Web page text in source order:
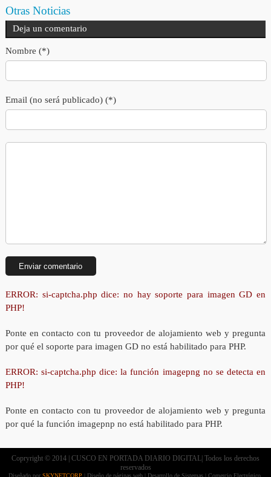
Otras Noticias
Deja un comentario
Nombre (*)
Email (no será publicado) (*)
ERROR: si-captcha.php dice: no hay soporte para imagen GD en
PHP!
Ponte en contacto con tu proveedor de alojamiento web y pregunta
por qué el soporte para imagen GD no está habilitado para PHP.
ERROR: si-captcha.php dice: la función imagepng no se detecta en
PHP!
Ponte en contacto con tu proveedor de alojamiento web y pregunta
por qué la función imagepnp no está habilitado para PHP.
Copryright © 2014 | CUSCO EN PORTADA DIARIO DIGITAL| Todos los derechos
reservados